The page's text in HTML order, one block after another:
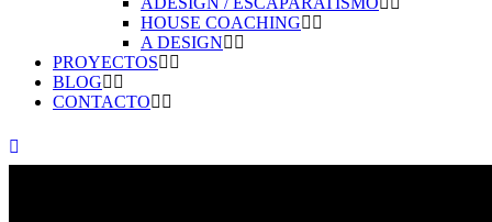
HOUSE COACHING
A DESIGN
PROYECTOS
BLOG
CONTACTO